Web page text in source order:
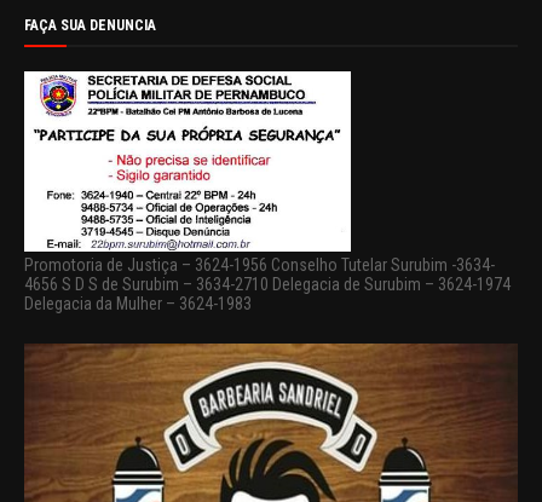
FAÇA SUA DENUNCIA
Promotoria de Justiça – 3624-1956 Conselho Tutelar Surubim -3634-
4656 S D S de Surubim – 3634-2710 Delegacia de Surubim – 3624-1974
Delegacia da Mulher – 3624-1983